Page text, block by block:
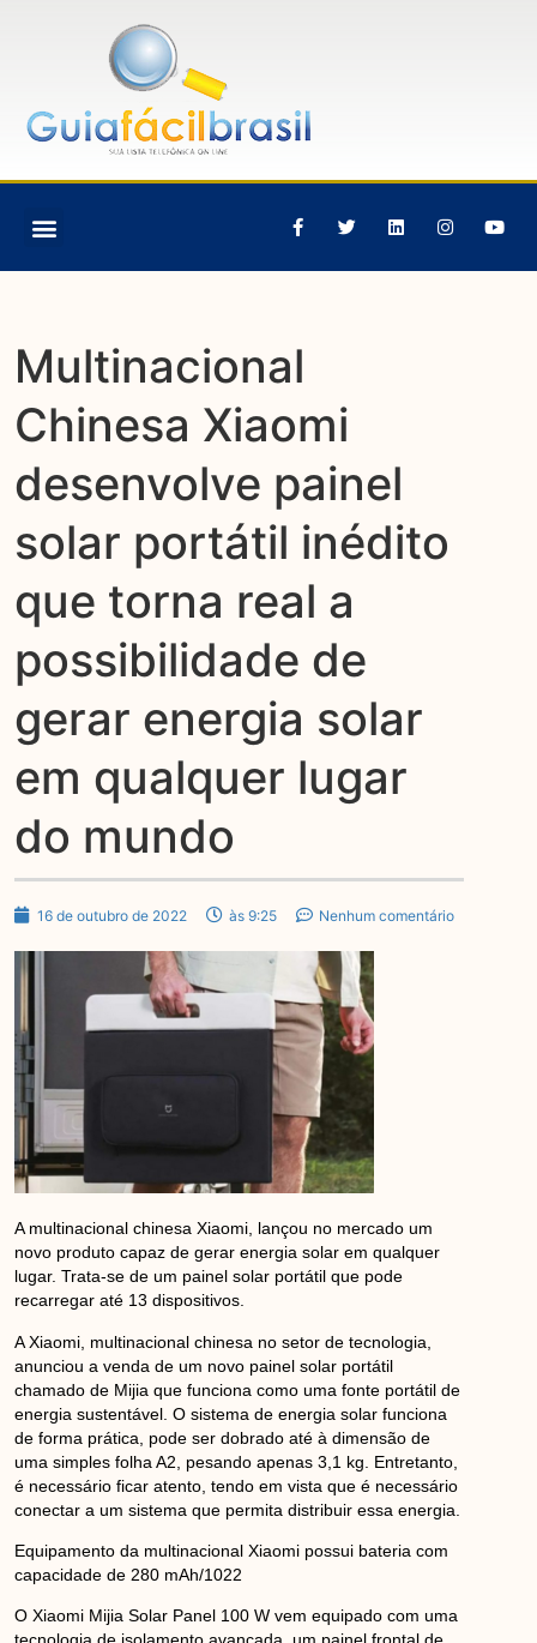
Multinacional
Chinesa Xiaomi
desenvolve painel
solar portátil inédito
que torna real a
possibilidade de
gerar energia solar
em qualquer lugar
do mundo
16 de outubro de 2022 às 9:25 Nenhum comentário
A multinacional chinesa Xiaomi, lançou no mercado um
novo produto capaz de gerar energia solar em qualquer
lugar. Trata-se de um painel solar portátil que pode
recarregar até 13 dispositivos.
A Xiaomi, multinacional chinesa no setor de tecnologia,
anunciou a venda de um novo painel solar portátil
chamado de Mijia que funciona como uma fonte portátil de
energia sustentável. O sistema de energia solar funciona
de forma prática, pode ser dobrado até à dimensão de
uma simples folha A2, pesando apenas 3,1 kg. Entretanto,
é necessário ficar atento, tendo em vista que é necessário
conectar a um sistema que permita distribuir essa energia.
Equipamento da multinacional Xiaomi possui bateria com
capacidade de 280 mAh/1022
O Xiaomi Mijia Solar Panel 100 W vem equipado com uma